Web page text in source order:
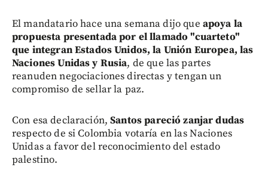
El mandatario hace una semana dijo que apoya la
propuesta presentada por el llamado "cuarteto"
que integran Estados Unidos, la Unión Europea, las
Naciones Unidas y Rusia, de que las partes
reanuden negociaciones directas y tengan un
compromiso de sellar la paz.
Con esa declaración,Santos pareció zanjar dudas
respecto de si Colombia votaría en las Naciones
Unidas a favor del reconocimiento del estado
palestino.